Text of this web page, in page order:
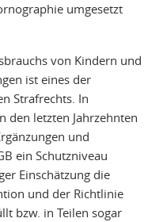
umgesetzt
von Kindern und
ist eines der
Strafrechts. In
den letzten Jahrzehnten
und
ein Schutzniveau
Einschätzung die
und der Richtlinie
bzw. in Teilen sogar